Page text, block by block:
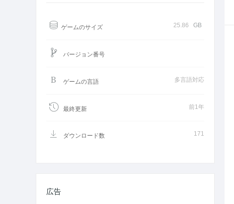
ゲームのサイズ 25.86 GB
バージョン番号
ゲームの言語 多言語対応
最終更新 前1年
ダウンロード数 171
広告